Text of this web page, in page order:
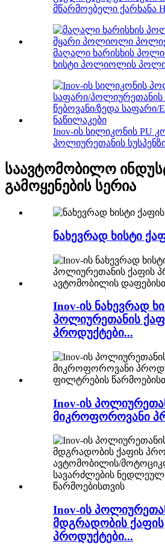
მწარმოებელი ქარხანა
მაღალი ხარისხის
ხისტი პოლიოლის
Inov-ის სილიკონის PU
პოლიურეთანის
საავტომობილო
გამოყენების სერია
ნახევრად ხისტი
Inov-ის ნახევრად
პოლიურეთანის
პროდუქტები...
Inov-ის
მიკროფოროვანი
Inov-ის
მდგრადობის ქაფის
პროდუქტები...